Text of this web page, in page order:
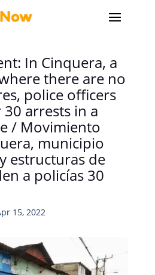
In Cinquera, a
there are no
police officers
arrests in a
/ Movimiento
municipio
estructuras de
a policías 30
15, 2022